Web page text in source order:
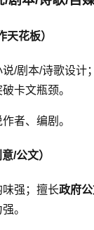
花板）
/剧本/诗歌设计；
破卡文瓶颈。
者、编剧。
/公文）
味强；擅长政府
。